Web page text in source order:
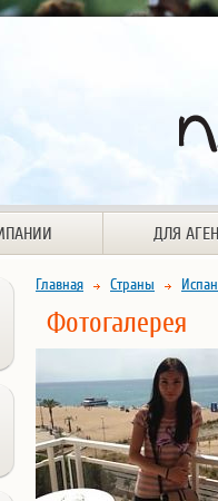
ДЛЯ
Главная Страны
Фотогалерея